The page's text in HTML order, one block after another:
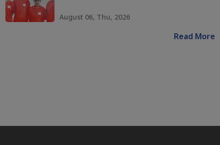
August 06, Thu, 2026
Read More